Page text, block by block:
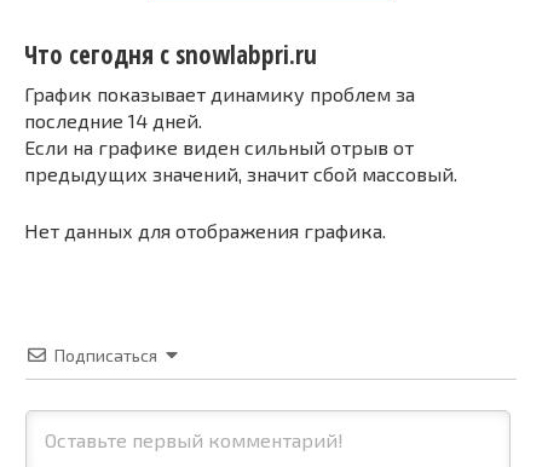
Что сегодня с snowlabpri.ru
График показывает динамику проблем за
последние 14 дней.
Если на графике виден сильный отрыв от
предыдущих значений, значит сбой массовый.
Нет данных для отображения графика.
Подписаться